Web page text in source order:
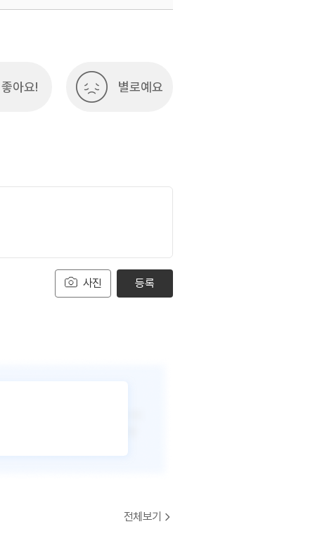
좋아요! 별로예요
사진 등록
전체보기